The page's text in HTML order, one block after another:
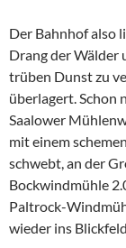
Der Bahnhof also
Drang der Wälder
trüben Dunst zu
überlagert. Schon
Saalower
mit einem
schwebt, an der
Bockwindmühle
Paltrock-
wieder ins